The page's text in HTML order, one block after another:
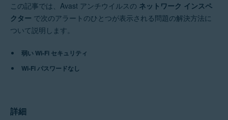
製品:
アバスト無料アンチウイルス 22.x Windows 版
アバスト プレミアム セキュリティ 15.x Mac 版
Microsoft Windows 11 Home / Pro / Enterprise / Education
この記事では、Avast アンチウイルスの ネットワーク インスペ
クター で次のアラートのひとつが表示される問題の解決方法に
ついて説明します。
弱い Wi-Fi セキュリティ
Wi-Fi パスワードなし
詳細